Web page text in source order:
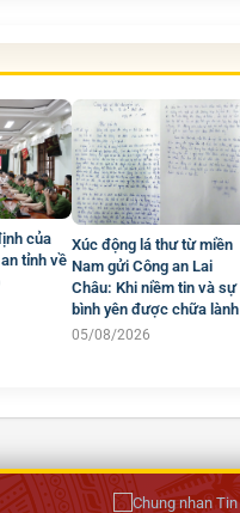
của
tỉnh về
Xúc động lá thư từ miền
Nam gửi Công an Lai
Châu: Khi niềm tin và sự
bình yên được chữa lành
05/08/2026